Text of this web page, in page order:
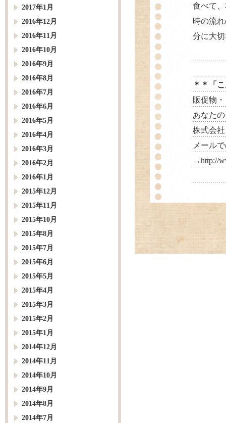
2017年1月
2016年12月
2016年11月
2016年10月
2016年9月
2016年8月
2016年7月
2016年6月
2016年5月
2016年4月
2016年3月
2016年2月
2016年1月
2015年12月
2015年11月
2015年10月
2015年8月
2015年7月
2015年6月
2015年5月
2015年4月
2015年3月
2015年2月
2015年1月
2014年12月
2014年11月
2014年10月
2014年9月
2014年8月
2014年7月
食べて
時の流
分に大
＊＊「
販促物
あなた
株式会社
メール
→http://